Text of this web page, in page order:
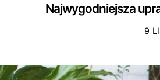
Najwygodniejsza
9